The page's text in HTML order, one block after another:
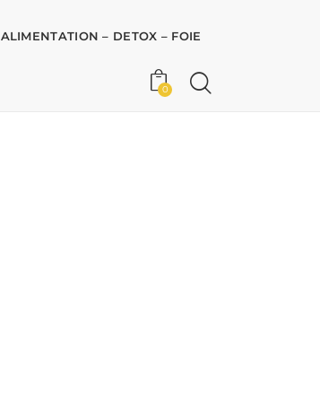
ALIMENTATION – DETOX – FOIE
0